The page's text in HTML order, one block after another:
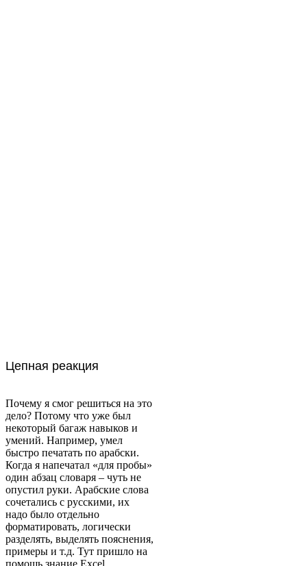
Цепная реакция
Почему я смог решиться на это
дело? Потому что уже был
некоторый багаж навыков и
умений. Например, умел
быстро печатать по арабски.
Когда я напечатал «для пробы»
один абзац словаря – чуть не
опустил руки. Арабские слова
сочетались с русскими, их
надо было отдельно
форматировать, логически
разделять, выделять пояснения,
примеры и т.д. Тут пришло на